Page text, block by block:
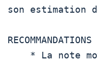
son estimation
RECOMMANDATIONS